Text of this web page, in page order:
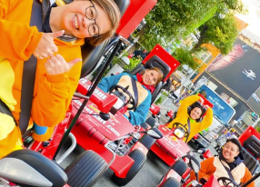
Over Specificaties
Toegang Ervaringen
Bedrijf
Winkel wijzigen
Tokyo Shinagawa
Tokyo Akihabara#2